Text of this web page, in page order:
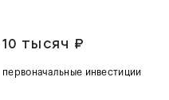
10 тысяч ₽
первоначальные инвестиции